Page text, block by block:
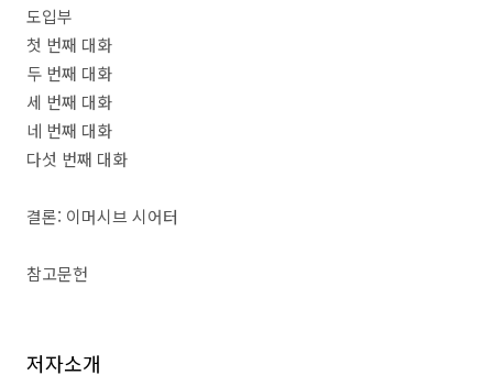
도입부
첫 번째 대화
두 번째 대화
세 번째 대화
네 번째 대화
다섯 번째 대화
결론: 이머시브 시어터
참고문헌
저자소개